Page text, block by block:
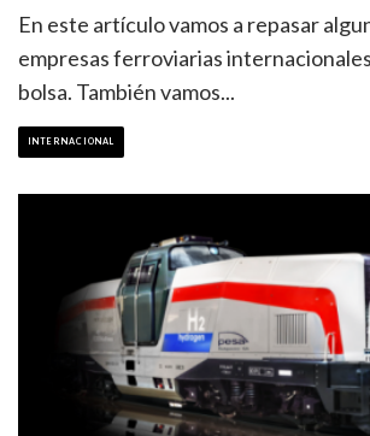
En este artículo vamos a repasar
empresas ferroviarias
bolsa. También vamos...
INTERNACIONAL